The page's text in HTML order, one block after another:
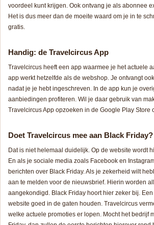
voordeel kunt krijgen. Ook ontvang je als abonnee
Het is dus meer dan de moeite waard om je in te
gratis.
Handig: de Travelcircus App
Travelcircus heeft een app waarmee je het actuele
app werkt hetzelfde als de webshop. Je ontvangt
nadat je je hebt ingeschreven. In de app kun je
aanbiedingen profiteren. Wil je daar gebruik van
Travelcircus App opzoeken in de Google Play Store
Doet Travelcircus mee aan Black Friday?
Dat is niet helemaal duidelijk. Op de website wordt
En als je sociale media zoals Facebook en
berichten over Black Friday. Als je zekerheid wilt
aan te melden voor de nieuwsbrief. Hierin worden
aangekondigd. Black Friday hoort hier zeker bij.
website goed in de gaten houden. Travelcircus
welke actuele promoties er lopen. Mocht het bedrijf